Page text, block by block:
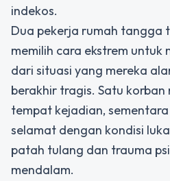
indekos.
Dua pekerja rumah tangga
memilih cara ekstrem untuk
dari situasi yang mereka
berakhir tragis. Satu
tempat kejadian,
selamat dengan kondisi
patah tulang dan trauma
mendalam.